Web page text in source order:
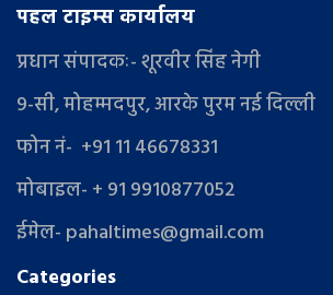
पहल टाइम्स कार्यालय
प्रधान संपादकः- शूरवीर सिंह नेगी
9-सी, मोहम्मदपुर, आरके पुरम नई दिल्ली
फोन नं- +91 11 46678331
मोबाइल- + 91 9910877052
ईमेल- pahaltimes@gmail.com
Categories